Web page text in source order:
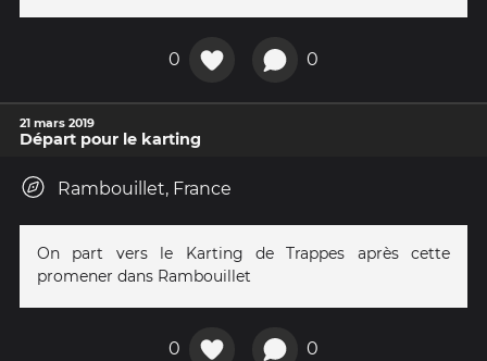
0 0
21 mars 2019
Départ pour le karting
Rambouillet, France
On part vers le Karting de Trappes après cette
promener dans Rambouillet
0 0